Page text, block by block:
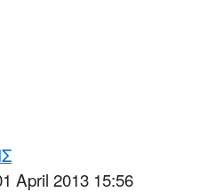
April 2013 15:56